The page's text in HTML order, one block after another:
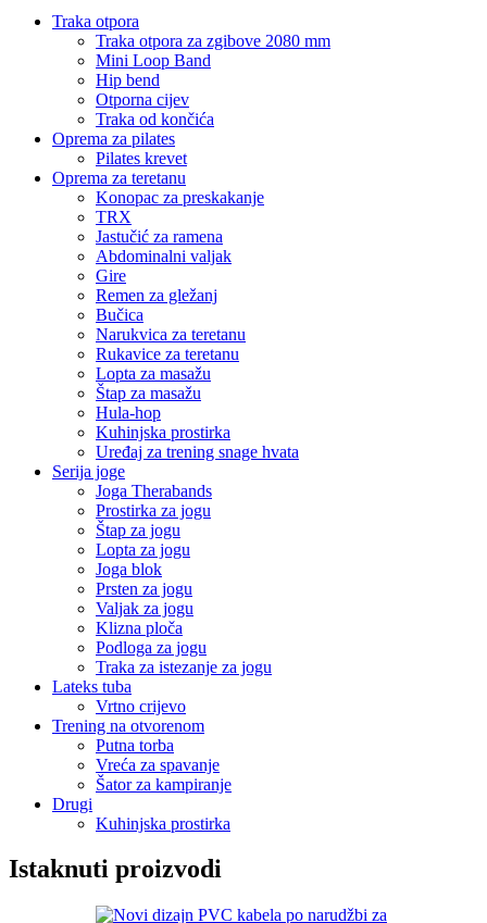
Traka otpora
Traka otpora za zgibove 2080 mm
Mini Loop Band
Hip bend
Otporna cijev
Traka od končića
Oprema za pilates
Pilates krevet
Oprema za teretanu
Konopac za preskakanje
TRX
Jastučić za ramena
Abdominalni valjak
Gire
Remen za gležanj
Bučica
Narukvica za teretanu
Rukavice za teretanu
Lopta za masažu
Štap za masažu
Hula-hop
Kuhinjska prostirka
Uređaj za trening snage hvata
Serija joge
Joga Therabands
Prostirka za jogu
Štap za jogu
Lopta za jogu
Joga blok
Prsten za jogu
Valjak za jogu
Klizna ploča
Podloga za jogu
Traka za istezanje za jogu
Lateks tuba
Vrtno crijevo
Trening na otvorenom
Putna torba
Vreća za spavanje
Šator za kampiranje
Drugi
Kuhinjska prostirka
Istaknuti proizvodi